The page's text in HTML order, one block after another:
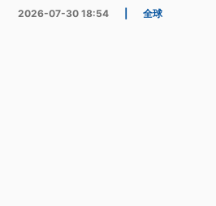
2026-07-30 18:54 全球